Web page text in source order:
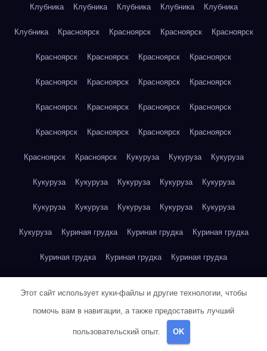
Клубника Клубника Клубника Клубника Клубника
Клубника Красноярск Красноярск Красноярск Красноярск
Красноярск Красноярск Красноярск Красноярск
Красноярск Красноярск Красноярск Красноярск
Красноярск Красноярск Красноярск Красноярск
Красноярск Красноярск Красноярск Красноярск
Красноярск Красноярск Кукуруза Кукуруза Кукуруза
Кукуруза Кукуруза Кукуруза Кукуруза Кукуруза
Кукуруза Кукуруза Кукуруза Кукуруза Кукуруза
Кукуруза Куриная грудка Куриная грудка Куриная грудка
Куриная грудка Куриная грудка Куриная грудка
Куриная грудка Куриная грудка Куриная грудка
Куриная грудка Куриная грудка Куриная грудка
Этот сайт использует куки-файлы и другие технологии, чтобы
помочь вам в навигации, а также предоставить лучший
пользовательский опыт. OK